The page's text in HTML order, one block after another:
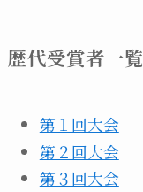
歴代受賞者一覧
第１回大会
第２回大会
第３回大会